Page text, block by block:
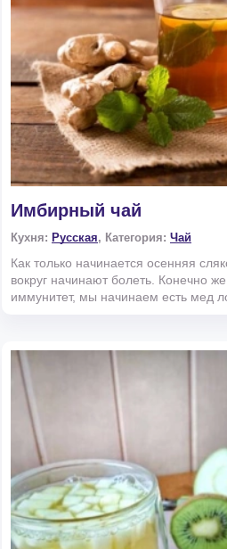
Имбирный чай
Кухня: Русская, Категория: Чай
Как только начинается осенняя
вокруг начинают болеть. Конечно
иммунитет, мы начинаем есть мед